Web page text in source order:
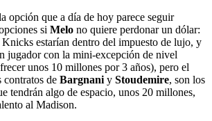
opción que a día de hoy parece seguir
si Melo no quiere perdonar un dólar:
estarían dentro del impuesto de lujo, y
jugador con la mini-excepción de nivel
unos 10 millones por 3 años), pero el
contratos de Bargnani y Stoudemire, son los
tendrán algo de espacio, unos 20 millones,
al Madison.